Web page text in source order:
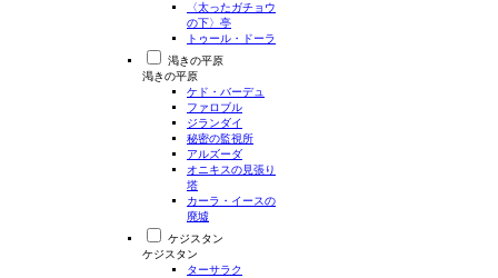
〈太ったガチョウ
の下〉亭
トゥール・ドーラ
渇きの平原
渇きの平原
ケド・バーデュ
ファロブル
ジランダイ
秘密の監視所
アルズーダ
オニキスの見張り
塔
カーラ・イースの
廃墟
ケジスタン
ケジスタン
ターサラク